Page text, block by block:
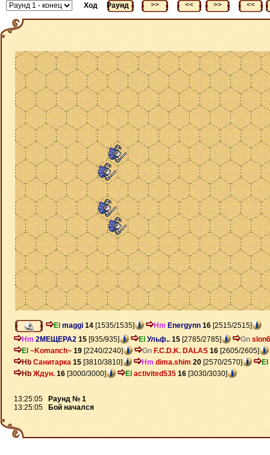
<< >> <<
Ход >> <<
Раунд
El maggi 14 [1535/1535] Hm Energynn 16 [2515/2515]
Hm 2МЕЩЕРА2 15 [935/935] El Ульф.. 15 [2785/2785] Gn
El ~Komanch~ 19 [2240/2240] Gn F.C.D.K. DALAS 16 [2605/2605]
Hb Санитарка 15 [3810/3810] Hm dima.shim 20 [2570/2570]
El
Hb Ждун. 16 [3000/3000] El activited535 16 [3030/3030]
13:25:05
Раунд № 1
13:25:05
Бой начался